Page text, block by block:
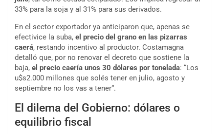
33% para la soja y al 31% para sus derivados.
En el sector exportador ya anticiparon que, apenas se
efectivice la suba, el precio del grano en las pizarras
caerá, restando incentivo al productor. Costamagna
detalló que, por no renovar el decreto que sostiene la
baja, el precio caería unos 30 dólares por tonelada: “Los
u$s2.000 millones que solés tener en julio, agosto y
septiembre no los vas a tener”.
El dilema del Gobierno: dólares o
equilibrio fiscal